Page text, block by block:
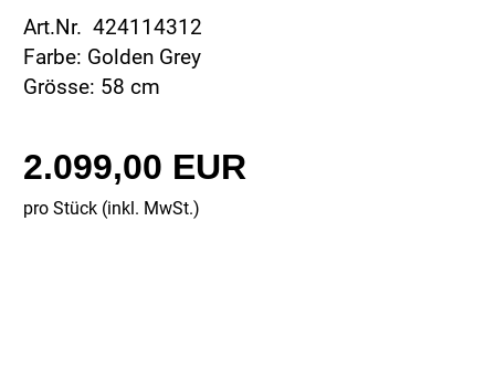
Art.Nr. 424114312
Farbe: Golden Grey
Grösse: 58 cm
2.099,00 EUR
pro Stück (inkl. MwSt.)